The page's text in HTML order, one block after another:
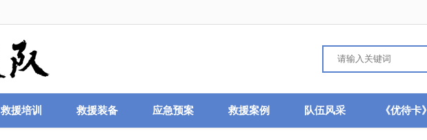
救援培训 救援装备 应急预案 救援案例 队伍风采 《优待卡》